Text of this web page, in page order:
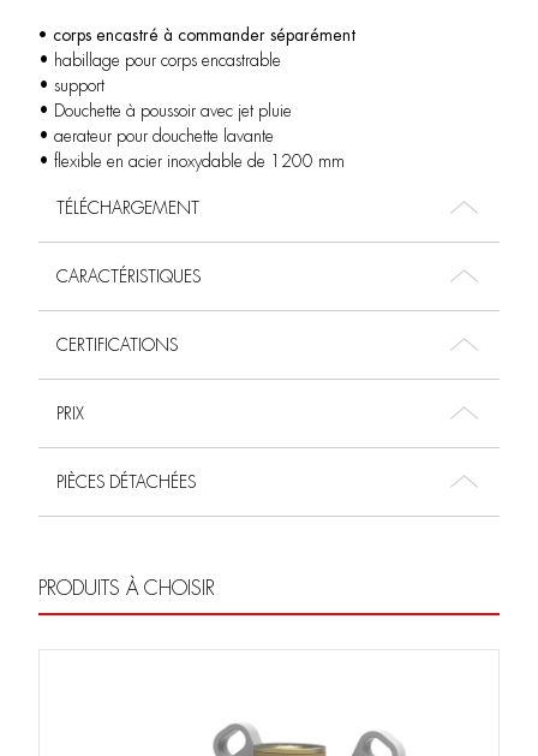
• corps encastré à commander séparément
• habillage pour corps encastrable
• support
• Douchette à poussoir avec jet pluie
• aerateur pour douchette lavante
• flexible en acier inoxydable de 1200 mm
TÉLÉCHARGEMENT
CARACTÉRISTIQUES
CERTIFICATIONS
PRIX
PIÈCES DÉTACHÉES
PRODUITS À CHOISIR